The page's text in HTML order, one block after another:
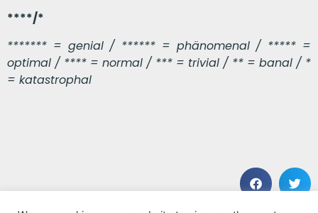
****/*
******* = genial / ****** = phänomenal / ***** =
optimal / **** = normal / *** = trivial / ** = banal / *
= katastrophal